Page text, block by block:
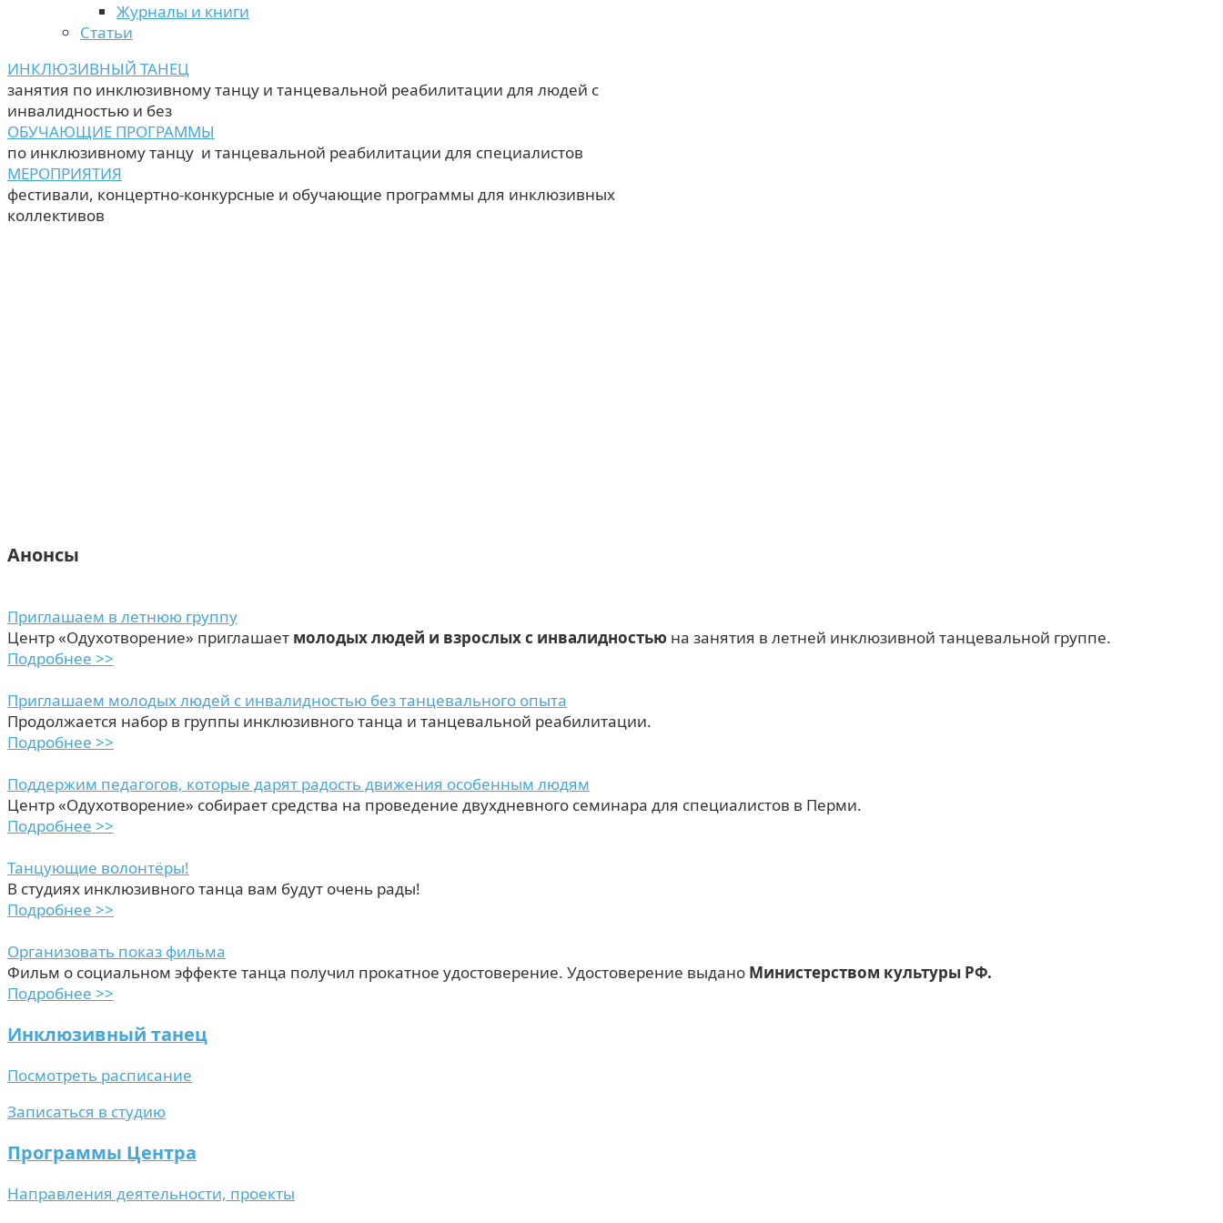
Журналы и книги
Статьи
ИНКЛЮЗИВНЫЙ ТАНЕЦ
занятия по инклюзивному танцу и танцевальной реабилитации для людей с
инвалидностью и без
ОБУЧАЮЩИЕ ПРОГРАММЫ
по инклюзивному танцу и танцевальной реабилитации для специалистов
МЕРОПРИЯТИЯ
фестивали, концертно-конкурсные и обучающие программы для инклюзивных
коллективов
Анонсы
Приглашаем в летнюю группу
Центр «Одухотворение» приглашает молодых людей и взрослых с инвалидностью на занятия в летней инклюзивной танцевальной группе.
Подробнее >>
Приглашаем молодых людей с инвалидностью без танцевального опыта
Продолжается набор в группы инклюзивного танца и танцевальной реабилитации.
Подробнее >>
Поддержим педагогов, которые дарят радость движения особенным людям
Центр «Одухотворение» собирает средства на проведение двухдневного семинара для специалистов в Перми.
Подробнее >>
Танцующие волонтёры!
В студиях инклюзивного танца вам будут очень рады!
Подробнее >>
Организовать показ фильма
Фильм о социальном эффекте танца получил прокатное удостоверение. Удостоверение выдано Министерством культуры РФ.
Подробнее >>
Инклюзивный танец
Посмотреть расписание
Записаться в студию
Программы Центра
Направления деятельности, проекты